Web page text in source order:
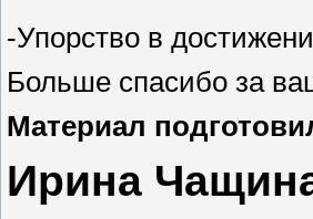
-Упорство в
Больше спасибо за
Материал
Ирина